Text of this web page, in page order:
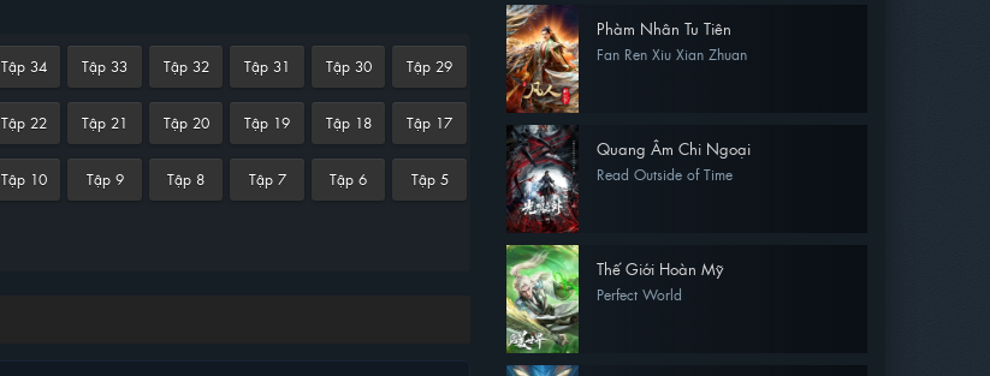
Tập 34 Tập 33 Tập 32 Tập 31 Tập 30 Tập 29
Tập 22 Tập 21 Tập 20 Tập 19 Tập 18 Tập 17
Tập 10 Tập 9 Tập 8 Tập 7 Tập 6 Tập 5
Phàm Nhân Tu Tiên
Fan Ren Xiu Xian Zhuan
Quang Âm Chi Ngoại
Read Outside of Time
Thế Giới Hoàn Mỹ
Perfect World